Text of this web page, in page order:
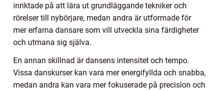
inriktade på att lära ut grundläggande tekniker och
rörelser till nybörjare, medan andra är utformade för
mer erfarna dansare som vill utveckla sina färdigheter
och utmana sig själva.
En annan skillnad är dansens intensitet och tempo.
Vissa danskurser kan vara mer energifyllda och snabba,
medan andra kan vara mer fokuserade på precision och